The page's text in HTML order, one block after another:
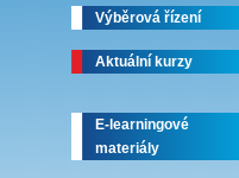
Výběrová řízení
Aktuální kurzy
E-learningové
materiály